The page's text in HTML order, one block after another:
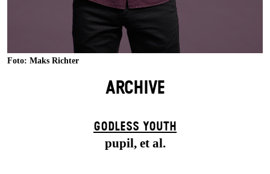
Foto: Maks Richter
ARCHIVE
GODLESS YOUTH
pupil, et al.